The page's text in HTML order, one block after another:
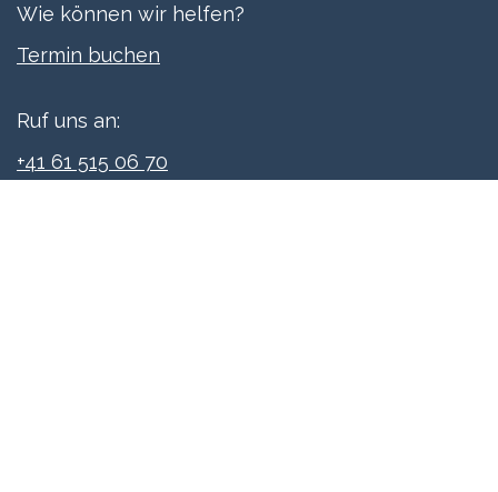
Wie können wir helfen?
Termi​n buchen
Ruf uns an:
+41 61 515 06 70